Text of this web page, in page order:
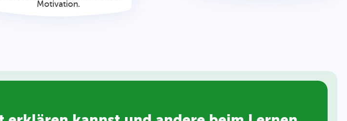
Motivation.